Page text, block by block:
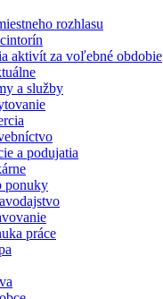
rozhlasu
aktivít za voľebné obdobie
a služby
a podujatia
ponuky
práce